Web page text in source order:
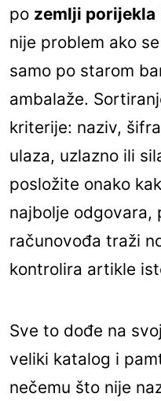
po zemlji porijekla
nije problem ako
samo po starom
ambalaže.
kriterije: naziv,
ulaza, uzlazno ili
posložite onako
najbolje odgovara,
računovođa traži
kontrolira artikle
Sve to dođe na
veliki katalog i
nečemu što nije